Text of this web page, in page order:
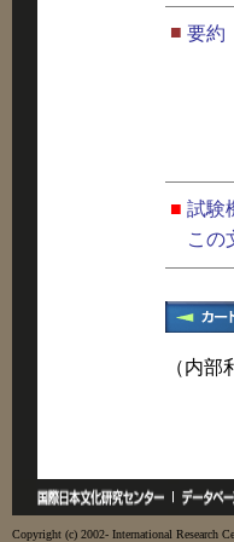
■ 要約
■ 試験
この
（内部
Copyright (c) 2002- International Research